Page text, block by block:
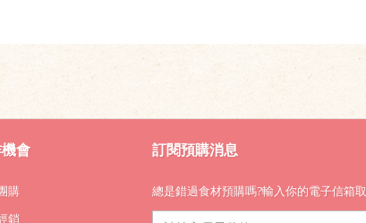
會
購
銷
訂閱預購消息
總是錯過食材預購嗎?輸入你的電子信箱